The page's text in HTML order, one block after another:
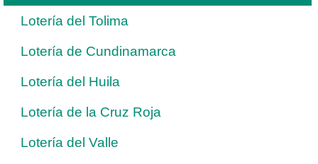
Lotería del Tolima
Lotería de Cundinamarca
Lotería del Huila
Lotería de la Cruz Roja
Lotería del Valle